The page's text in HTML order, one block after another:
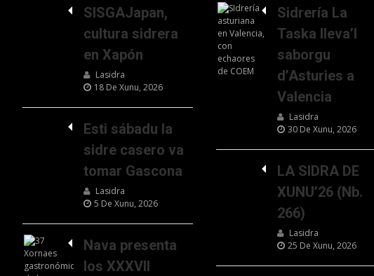
SISGAJapan,
cultura sidrera
en Xapón
Lasidra
18 De Xunu, 2026
Esti sábadu la
sidre casero va
tomar Gascona
Lasidra
5 De Xunu, 2026
Nava presenta
los XXXVII
Sidrería La
Taska lleva’l
saborgu
d’Asturies a
Valencia
Lasidra
30 De Xunu, 2026
LA SIDRA DE
XUNU’26 (Nb.
266)
Lasidra
25 De Xunu, 2026